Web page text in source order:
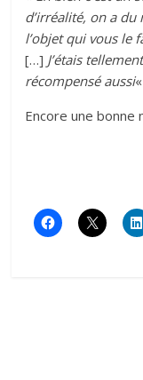
d’irréalité, on a du
l’objet qui vous le
[…] J’étais
récompensé aussi
Encore une bonne